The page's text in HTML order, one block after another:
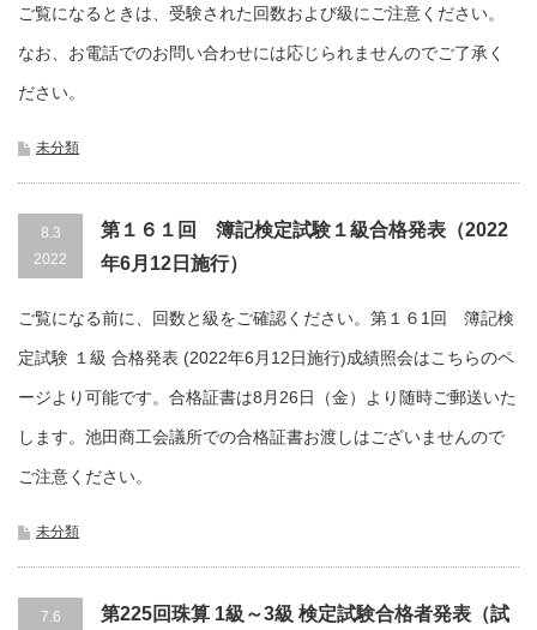
ご覧になるときは、受験された回数および級にご注意ください。
なお、お電話でのお問い合わせには応じられませんのでご了承く
ださい。
未分類
8.3
2022
第１６１回 簿記検定試験１級合格発表（2022
年6月12日施行）
ご覧になる前に、回数と級をご確認ください。第１６1回 簿記検
定試験 １級 合格発表 (2022年6月12日施行)成績照会はこちらのペ
ージより可能です。合格証書は8月26日（金）より随時ご郵送いた
します。池田商工会議所での合格証書お渡しはございませんので
ご注意ください。
未分類
7.6
第225回珠算 1級～3級 検定試験合格者発表（試